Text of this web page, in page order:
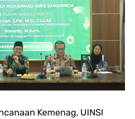
Kemenag, UINSI